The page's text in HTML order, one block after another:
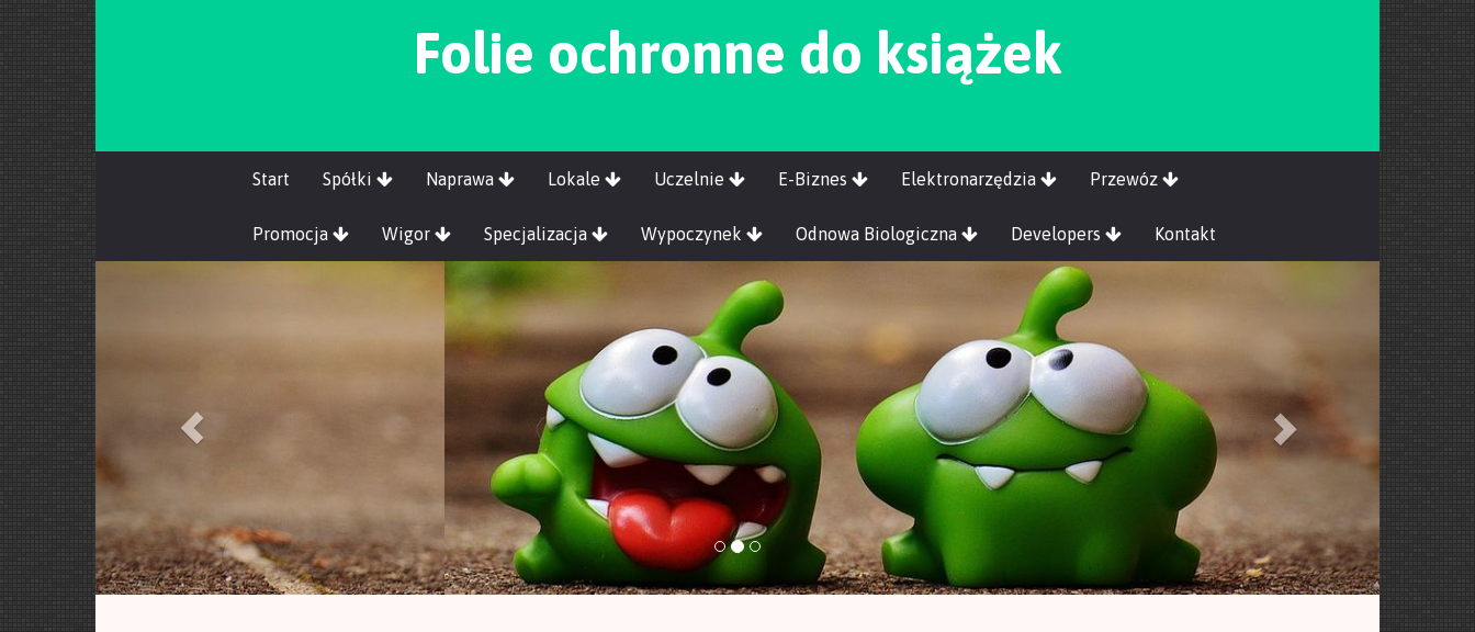
Folie ochronne do książek
Start Spółki Naprawa Lokale Uczelnie E-Biznes Elektronarzędzia Przewóz
Promocja Wigor Specjalizacja Wypoczynek Odnowa Biologiczna Developers Kontakt